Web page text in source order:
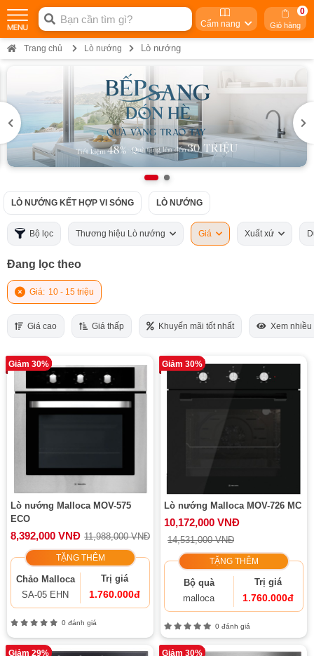
Cẩm nang Giỏ hàng
0
Trang chủ Lò nướng Lò nướng
LÒ NƯỚNG KẾT HỢP VI SÓNG LÒ NƯỚNG
Bộ lọc Thương hiệu Lò nướng Giá Xuất xứ
Đang lọc theo
Giá: 10 - 15 triệu
Giá cao Giá thấp Khuyến mãi tốt nhất Xem nhiều
Giảm 30%
Lò nướng Malloca MOV-575
ECO
8,392,000 VNĐ 11,988,000 VNĐ
TẶNG THÊM
Chảo Malloca
SA-05 EHN
Trị giá
1.760.000đ
0 đánh giá
Giảm 30%
Lò nướng Malloca MOV-726 MC
10,172,000 VNĐ
14,531,000 VNĐ
TẶNG THÊM
Bộ quà
malloca
Trị giá
1.760.000đ
0 đánh giá
Giảm 29% Giảm 30%